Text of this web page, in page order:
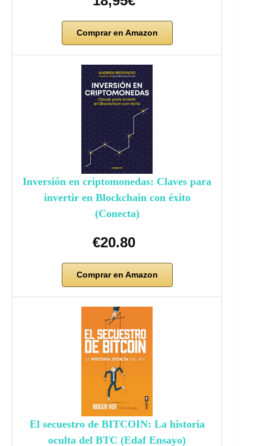
Comprar en Amazon
Inversión en criptomonedas: Claves para
invertir en Blockchain con éxito
(Conecta)
€20.80
Comprar en Amazon
El secuestro de BITCOIN: La historia
oculta del BTC (Edaf Ensayo)